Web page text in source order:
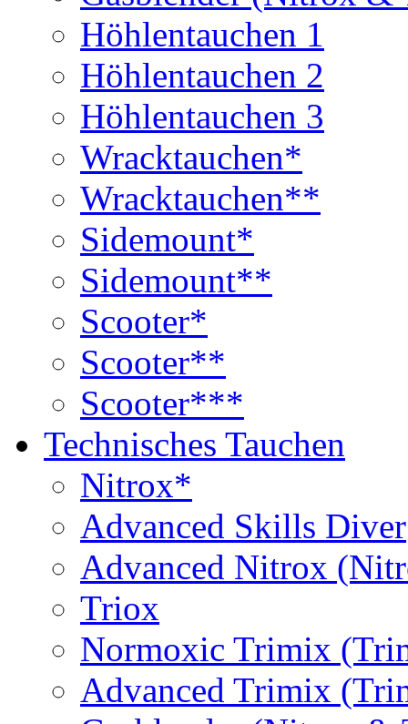
Höhlentauchen 1
Höhlentauchen 2
Höhlentauchen 3
Wracktauchen*
Wracktauchen**
Sidemount*
Sidemount**
Scooter*
Scooter**
Scooter***
Technisches Tauchen
Nitrox*
Advanced Skills Diver
Advanced Nitrox
Triox
Normoxic Trimix
Advanced Trimix